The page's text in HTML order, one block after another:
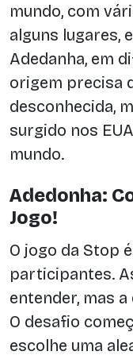
mundo, com
alguns lugares,
Adedanha, em
origem precisa
desconhecida,
surgido nos
mundo.
Adedonha:
Jogo!
O jogo da Stop
participantes.
entender, mas
O desafio
escolhe uma